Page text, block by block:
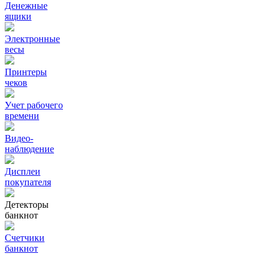
Денежные
ящики
Электронные
весы
Принтеры
чеков
Учет рабочего
времени
Видео‑
наблюдение
Дисплеи
покупателя
Детекторы
банкнот
Счетчики
банкнот